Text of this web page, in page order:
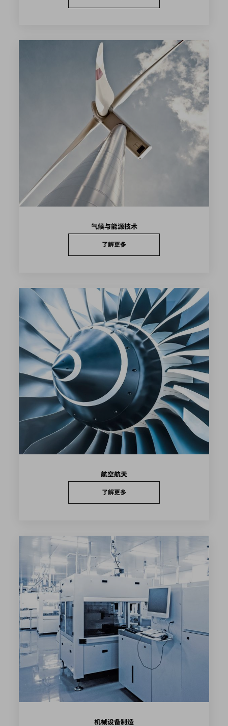
气候与能源技术
了解更多
航空航天
了解更多
机械设备制造